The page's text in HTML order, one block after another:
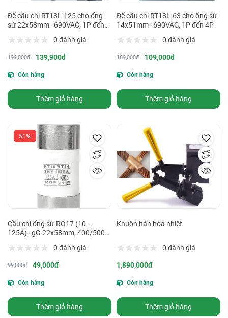
Đế cầu chì RT18L-125 cho ống
sứ 22x58mm–690VAC, 1P đến
0 đánh giá
199,000đ 139,900đ
Còn hàng
Thêm giỏ hàng
Đế cầu chì RT18L-63 cho ống sứ
14x51mm–690VAC, 1P đến 4P
0 đánh giá
189,000đ 109,000đ
Còn hàng
Thêm giỏ hàng
51%
Cầu chì ống sứ RO17 (10–
125A)–gG 22x58mm, 400/500V
0 đánh giá
99,000đ 49,000đ
Còn hàng
Thêm giỏ hàng
Khuôn hàn hóa nhiệt
0 đánh giá
1,890,000đ
Còn hàng
Thêm giỏ hàng